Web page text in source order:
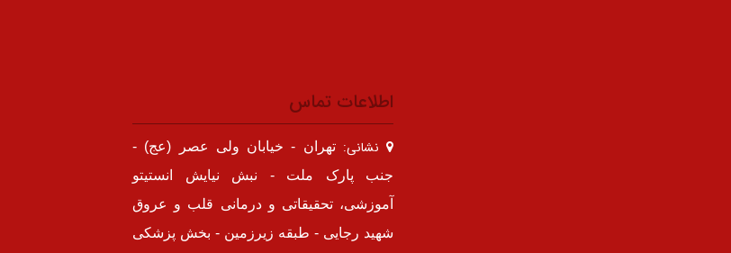
اطلاعات تماس
نشانی:تهران - خیابان ولی عصر (عج) -
جنب پارک ملت - نبش نیایش انستیتو
آموزشی، تحقیقاتی و درمانی قلب و عروق
شهید رجایی - طبقه زیرزمین - بخش پزشکی